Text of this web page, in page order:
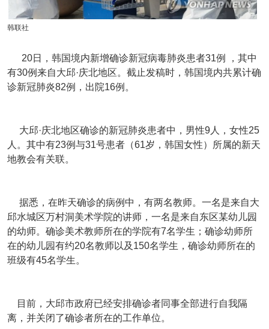
韩联社
20日，韩国境内新增确诊新冠病毒肺炎患者31例 ，其中
有30例来自大邱·庆北地区。截止发稿时，韩国境内共累计确
诊新冠肺炎82例，出院16例。
大邱·庆北地区确诊的新冠肺炎患者中，男性9人，女性25
人。其中有23例与31号患者（61岁，韩国女性）所属的新天
地教会有关联。
据悉，在昨天确诊的病例中，有两名教师。一名是来自大
邱水城区万村洞美术学院的讲师，一名是来自东区某幼儿园
的幼师。确诊美术教师所在的学院有7名学生；确诊幼师所
在的幼儿园有约20名教师以及150名学生，确诊幼师所在的
班级有45名学生。
目前，大邱市政府已经安排确诊者同事全部进行自我隔
离，并关闭了确诊者所在的工作单位。